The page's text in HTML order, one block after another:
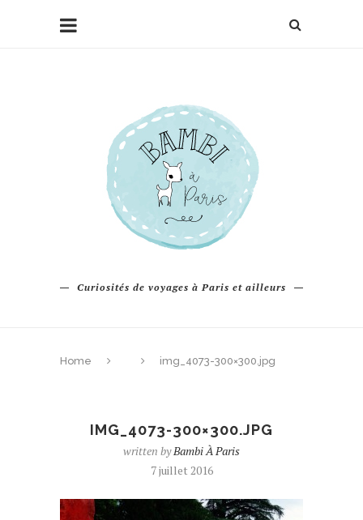
Curiosités de voyages à Paris et ailleurs
Home img_4073-300×300.jpg
IMG_4073-300×300.JPG
written byBambi À Paris
7 juillet 2016